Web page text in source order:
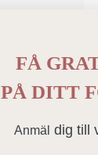
FÅ
PÅ DITT
Anmäl dig till